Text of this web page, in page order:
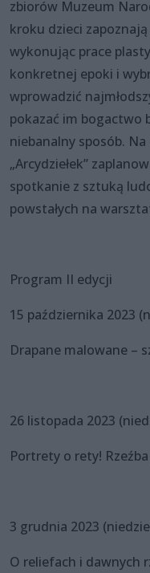
zbiorów Muzeum
kroku dzieci
wykonując prace
konkretnej epoki i
wprowadzić
pokazać im bogactwo
niebanalny sposób.
„Arcydziełek”
spotkanie z sztuką
powstałych na
Program II edycji
15 października 2023
Drapane malowane –
26 listopada 2023
Portrety o rety!
3 grudnia 2023
O reliefach i dawnych